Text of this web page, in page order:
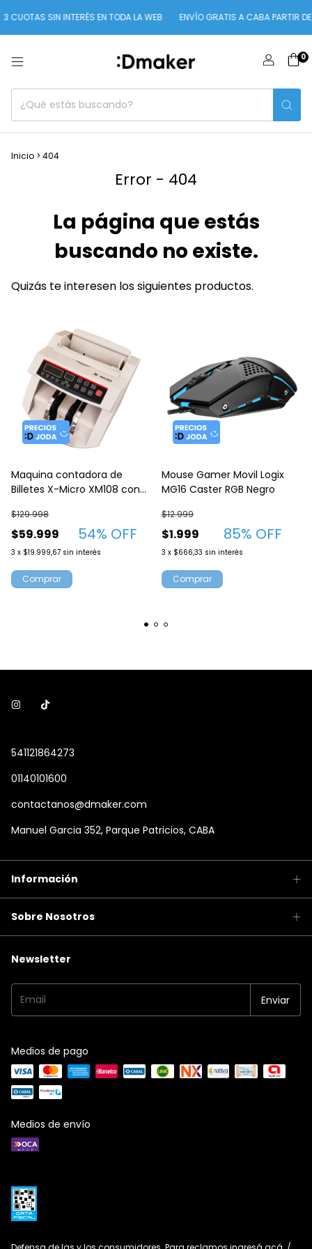
3 CUOTAS SIN INTERÉS EN TODA LA WEB ENVÍO GRATIS A CABA PARTIR
0
Inicio > 404
Error - 404
La página que estás
buscando no existe.
Quizás te interesen los siguientes productos.
Maquina contadora de
Billetes X-Micro XM108 con
$59.999
$129.998
54% OFF
3 x $19.999,67 sin interés
Mouse Gamer Movil Logix
MG16 Caster RGB Negro
$1.999
$12.999
85% OFF
3 x $666,33 sin interés
541121864273
01140101600
contactanos@dmaker.com
Manuel Garcia 352, Parque Patricios, CABA
Información
Sobre Nosotros
Newsletter
Medios de pago
Medios de envío